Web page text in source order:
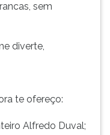
sem
diverte,
te ofereço:
Alfredo Duval;